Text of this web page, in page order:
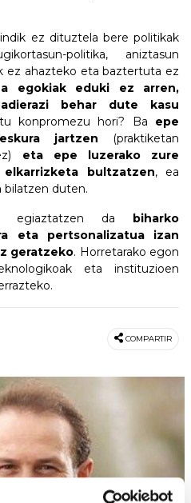
ez dituztela bere politikak
politika, aniztasun
ez ahazteko eta baztertuta ez
egokiak eduki ez arren,
behar dute kasu
konpromezu hori? Ba epe
jartzen (praktiketan
eta epe luzerako zure
elkarrizketa bultzatzen, ea
bilatzen duten.
egiaztatzen da biharko
eta pertsonalizatua izan
geratzeko. Horretarako egon
eta instituzioen
COMPARTIR